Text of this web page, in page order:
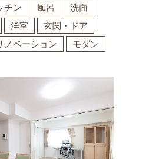
チン 風呂
洗面
洋室
玄関・ドア
ノベーション モダン